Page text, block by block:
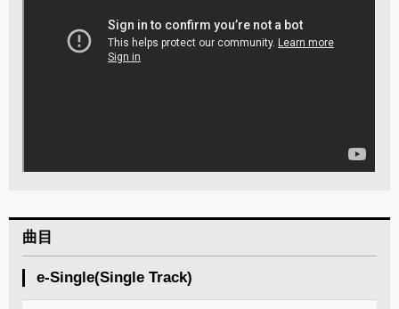
曲目
e-Single(Single Track)